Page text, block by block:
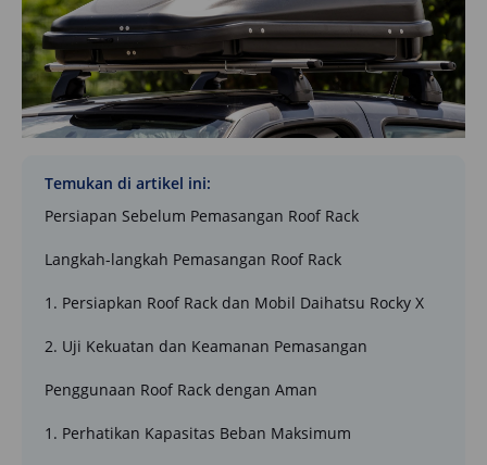
Temukan di artikel ini:
Persiapan Sebelum Pemasangan Roof Rack
Langkah-langkah Pemasangan Roof Rack
1. Persiapkan Roof Rack dan Mobil Daihatsu Rocky X
2. Uji Kekuatan dan Keamanan Pemasangan
Penggunaan Roof Rack dengan Aman
1. Perhatikan Kapasitas Beban Maksimum